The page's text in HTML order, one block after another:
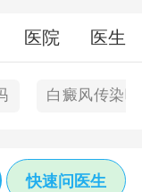
医院 医生
白癜风传染
快速问医生